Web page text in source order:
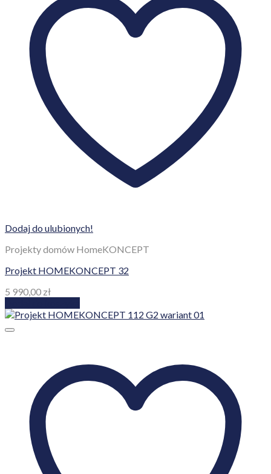
Dodaj do ulubionych!
Projekty domów HomeKONCEPT
Projekt HOMEKONCEPT 32
5 990,00 zł